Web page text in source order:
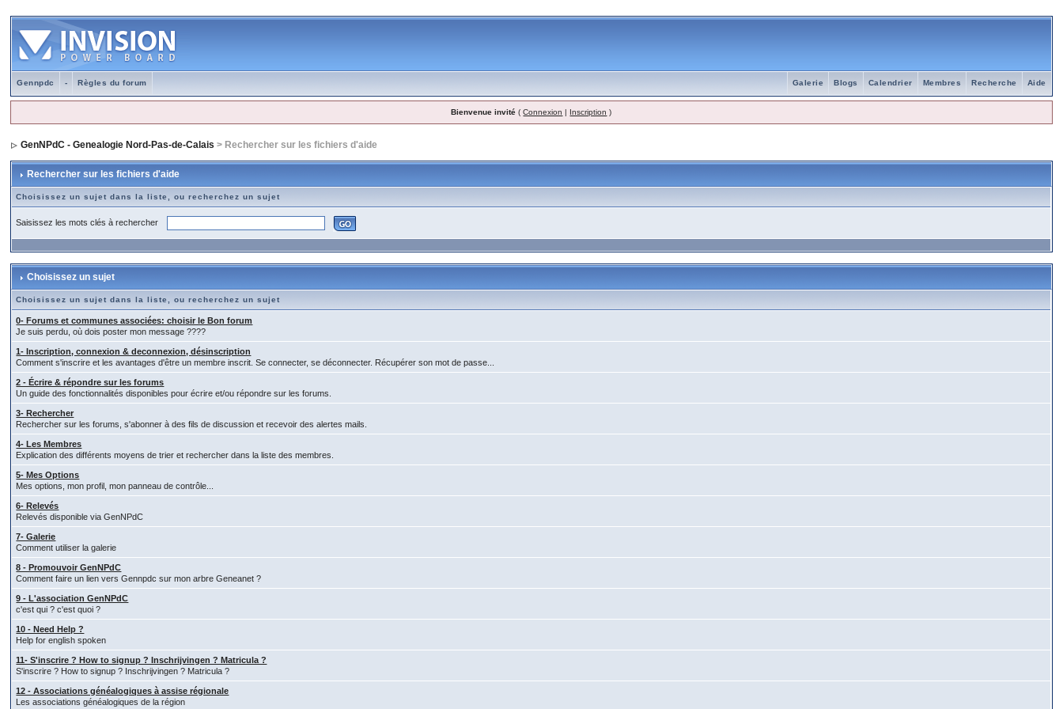
Gennpdc - Règles du forum Aide
Recherche
Membres
Calendrier
Blogs
Galerie
Bienvenue invité (Connexion | Inscription )
GenNPdC - Genealogie Nord-Pas-de-Calais > Rechercher sur les fichiers d'aide
Rechercher sur les fichiers d'aide
Choisissez un sujet dans la liste, ou recherchez un sujet
Saisissez les mots clés à rechercher
Choisissez un sujet
Choisissez un sujet dans la liste, ou recherchez un sujet
0- Forums et communes associées: choisir le Bon forum
Je suis perdu, où dois poster mon message ????
1- Inscription, connexion & deconnexion, désinscription
Comment s'inscrire et les avantages d'être un membre inscrit. Se connecter, se déconnecter. Récupérer son mot de passe...
2 - Écrire & répondre sur les forums
Un guide des fonctionnalités disponibles pour écrire et/ou répondre sur les forums.
3- Rechercher
Rechercher sur les forums, s'abonner à des fils de discussion et recevoir des alertes mails.
4- Les Membres
Explication des différents moyens de trier et rechercher dans la liste des membres.
5- Mes Options
Mes options, mon profil, mon panneau de contrôle...
6- Relevés
Relevés disponible via GenNPdC
7- Galerie
Comment utiliser la galerie
8 - Promouvoir GenNPdC
Comment faire un lien vers Gennpdc sur mon arbre Geneanet ?
9 - L'association GenNPdC
c'est qui ? c'est quoi ?
10 - Need Help ?
Help for english spoken
11- S'inscrire ? How to signup ? Inschrijvingen ? Matricula ?
S'inscrire ? How to signup ? Inschrijvingen ? Matricula ?
12 - Associations généalogiques à assise régionale
Les associations généalogiques de la région